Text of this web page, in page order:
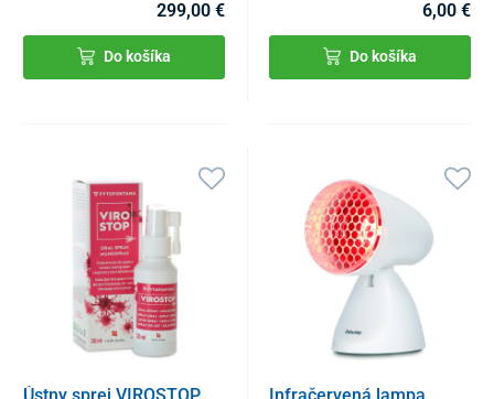
299,00 €
Do košíka
6,00 €
Do košíka